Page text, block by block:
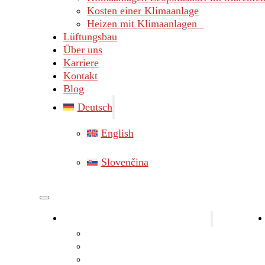
Kosten einer Klimaanlage
Heizen mit Klimaanlagen
Lüftungsbau
Über uns
Karriere
Kontakt
Blog
Deutsch
English
Slovenčina